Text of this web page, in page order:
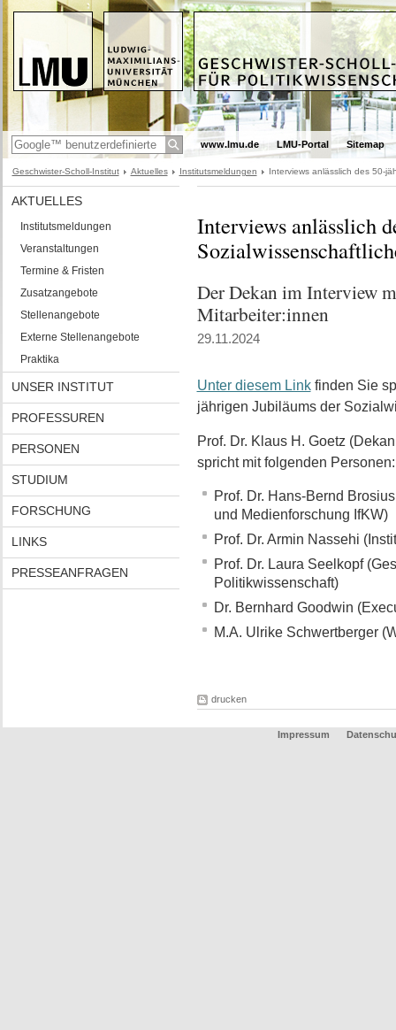
www.lmu.de LMU-Portal Sitemap
Geschwister-Scholl-Institut Aktuelles Institutsmeldungen Interviews anlässlich des 50-
AKTUELLES
Institutsmeldungen
Veranstaltungen
Termine & Fristen
Zusatzangebote
Stellenangebote
Externe Stellenangebote
Praktika
UNSER INSTITUT
PROFESSUREN
PERSONEN
STUDIUM
FORSCHUNG
LINKS
PRESSEANFRAGEN
Interviews anlässlich
Der Dekan im Interview
Mitarbeiter:innen
29.11.2024
Unter diesem Linkfinden Sie
jährigen Jubiläums der
Prof. Dr. Klaus H. Goetz
spricht mit folgenden Personen:
Prof. Dr. Hans-Bernd
und Medienforschung IfKW)
Prof. Dr. Armin Nassehi
Prof. Dr. Laura Seelkopf
Politikwissenschaft)
Dr. Bernhard Goodwin
M.A. Ulrike Schwertberger
drucken
Impressum